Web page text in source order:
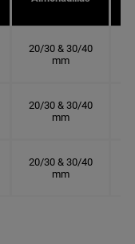
20/30 & 30/40
mm
20/30 & 30/40
mm
20/30 & 30/40
mm